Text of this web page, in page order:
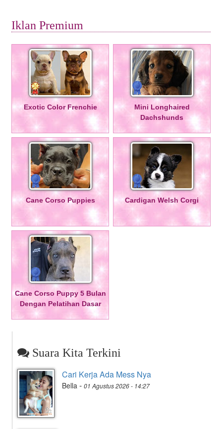
Iklan Premium
Exotic Color Frenchie
Mini Longhaired
Dachshunds
Cane Corso Puppies Cardigan Welsh Corgi
Cane Corso Puppy 5 Bulan
Dengan Pelatihan Dasar
Suara Kita Terkini
Cari Kerja Ada Mess Nya
Bella - 01 Agustus 2026 - 14:27